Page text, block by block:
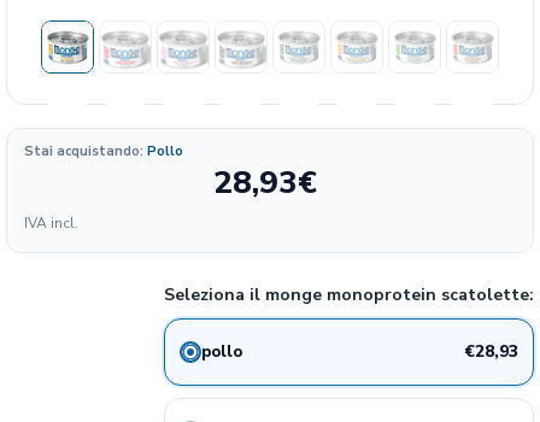
Stai acquistando: Pollo
28,93€
IVA incl.
Seleziona il monge monoprotein scatolette:
pollo €28,93
pollo 28% 28.93€
15.07
€/KG
15.07